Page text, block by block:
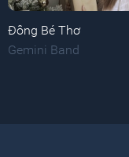
Đông Bé Thơ
Gemini Band